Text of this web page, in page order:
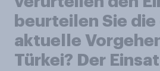
beurteilen Sie die
aktuelle
Türkei? Der